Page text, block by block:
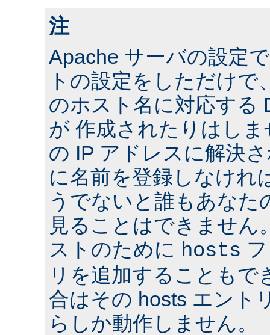
注
Apache サーバの設定
トの設定をしただけで
のホスト名に対応する
が 作成されたりはし
の IP アドレスに解決
に名前を登録しなけれ
うでないと誰もあなた
見ることはできません
ストのために hosts
リを追加することもで
合はその hosts エント
らしか動作しません。